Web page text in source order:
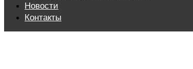
Новости
Контакты